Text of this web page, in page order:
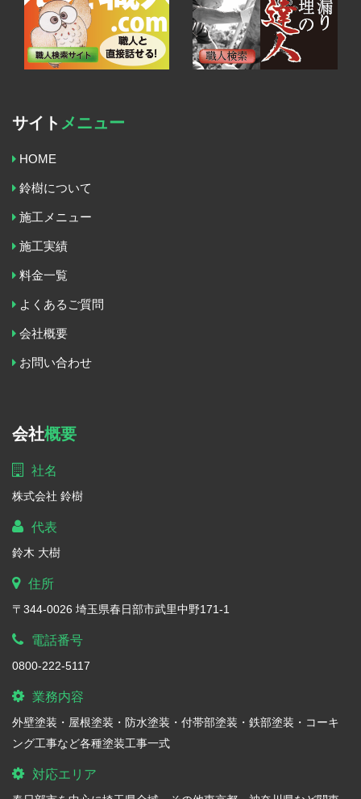
サイト メニュー
HOME
鈴樹について
施工メニュー
施工実績
料金一覧
よくあるご質問
会社概要
お問い合わせ
会社概要
社名
株式会社 鈴樹
代表
鈴木 大樹
住所
〒344-0026 埼玉県春日部市武里中野171-1
電話番号
0800-222-5117
業務内容
外壁塗装・屋根塗装・防水塗装・付帯部塗装・鉄部塗装・コーキ
ング工事など各種塗装工事一式
対応エリア